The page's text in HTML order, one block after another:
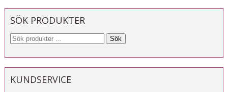
SÖK PRODUKTER
Sök
KUNDSERVICE